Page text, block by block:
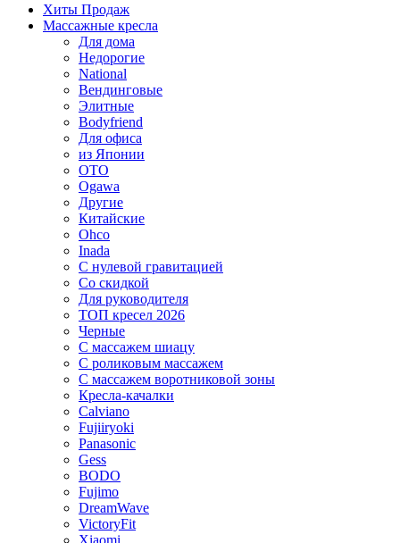
Хиты Продаж
Массажные кресла
Для дома
Недорогие
National
Вендинговые
Элитные
Bodyfriend
Для офиса
из Японии
OTO
Ogawa
Другие
Китайские
Ohco
Inada
С нулевой гравитацией
Со скидкой
Для руководителя
ТОП кресел 2026
Черные
С массажем шиацу
С роликовым массажем
С массажем воротниковой зоны
Кресла-качалки
Calviano
Fujiiryoki
Panasonic
Gess
BODO
Fujimo
DreamWave
VictoryFit
Xiaomi